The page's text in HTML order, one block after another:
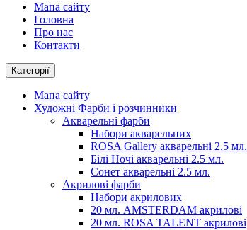
Мапа сайту
Головна
Про нас
Контакти
Категорії
Мапа сайту
Художні Фарби і розчинники
Акварельні фарби
Набори акварельних
ROSA Gallery акварельні 2.5 мл.
Білі Ночі акварельні 2.5 мл.
Сонет акварельні 2.5 мл.
Акрилові фарби
Набори акрилових
20 мл. AMSTERDAM акрилові
20 мл. ROSA TALENT акрилові